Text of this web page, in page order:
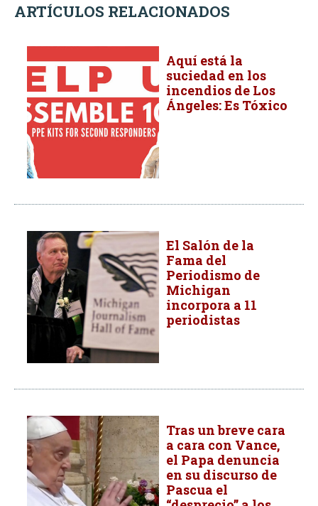
ARTÍCULOS RELACIONADOS
Aquí está la
suciedad en los
incendios de Los
Ángeles: Es Tóxico
El Salón de la
Fama del
Periodismo de
Michigan
incorpora a 11
periodistas
Tras un breve cara
a cara con Vance,
el Papa denuncia
en su discurso de
Pascua el